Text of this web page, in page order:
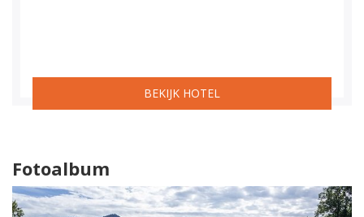
BEKIJK HOTEL
Fotoalbum